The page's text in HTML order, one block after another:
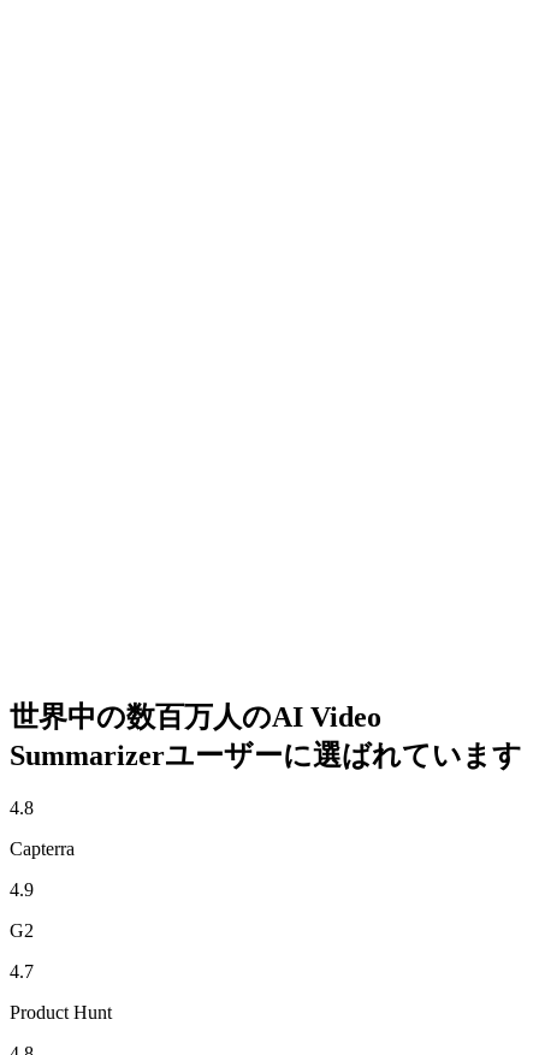
世界中の数百万人のAI Video
Summarizerユーザーに選ばれています
4.8
Capterra
4.9
G2
4.7
Product Hunt